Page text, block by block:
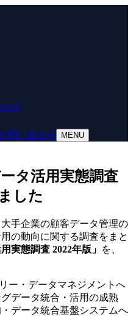
せ
問い合わせ MENU
タ活用実態調査
した
手企業の顧客データ管理の
の動向に関する調査をまと
実態調査 2022年版」 を、
ー・データマネジメントへ
データ統合・活用の成熟
データ統合基盤システムへ